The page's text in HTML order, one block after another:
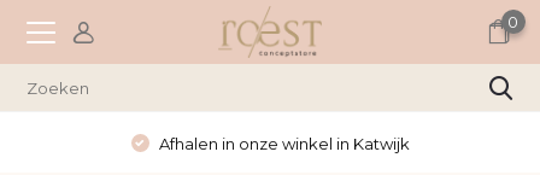
0
Afhalen in onze winkel in Katwijk